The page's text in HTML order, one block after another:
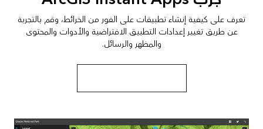
تعرف على كيفية إنشاء تطبيقات على الفور من الخرائط، وقم بالتجربة
عن طريق تغيير إعدادات التطبيق الافتراضية والأدوات والمحتوى
والمظهر والرسائل.